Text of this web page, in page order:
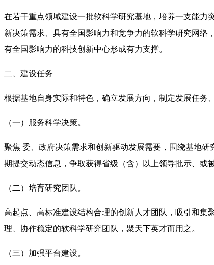
在若干重点领域建设一批软科学研究基地，培养一支能力
新决策需求、具有全国影响力和竞争力的软科学研究网
有全国影响力的科技创新中心形成有力支撑。
二、建设任务
根据基地自身实际和特色，确立发展方向，制定发展任务
（一）服务科学决策。
聚焦 委、政府决策需求和创新驱动发展需要，围绕基地
期提交动态信息，争取获得省级（含）以上领导批示、或
（二）培育研究团队。
高起点、高标准建设结构合理的创新人才团队，吸引和集
理、协作稳定的软科学研究团队，聚天下英才而用之。
（三）加强平台建设。